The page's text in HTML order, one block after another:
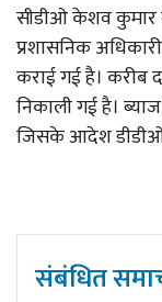
सीडीओ केशव कुमार
प्रशासनिक
कराई गई है। करीब
निकाली गई है।
जिसके आदेश डीडीओ
संबंधित